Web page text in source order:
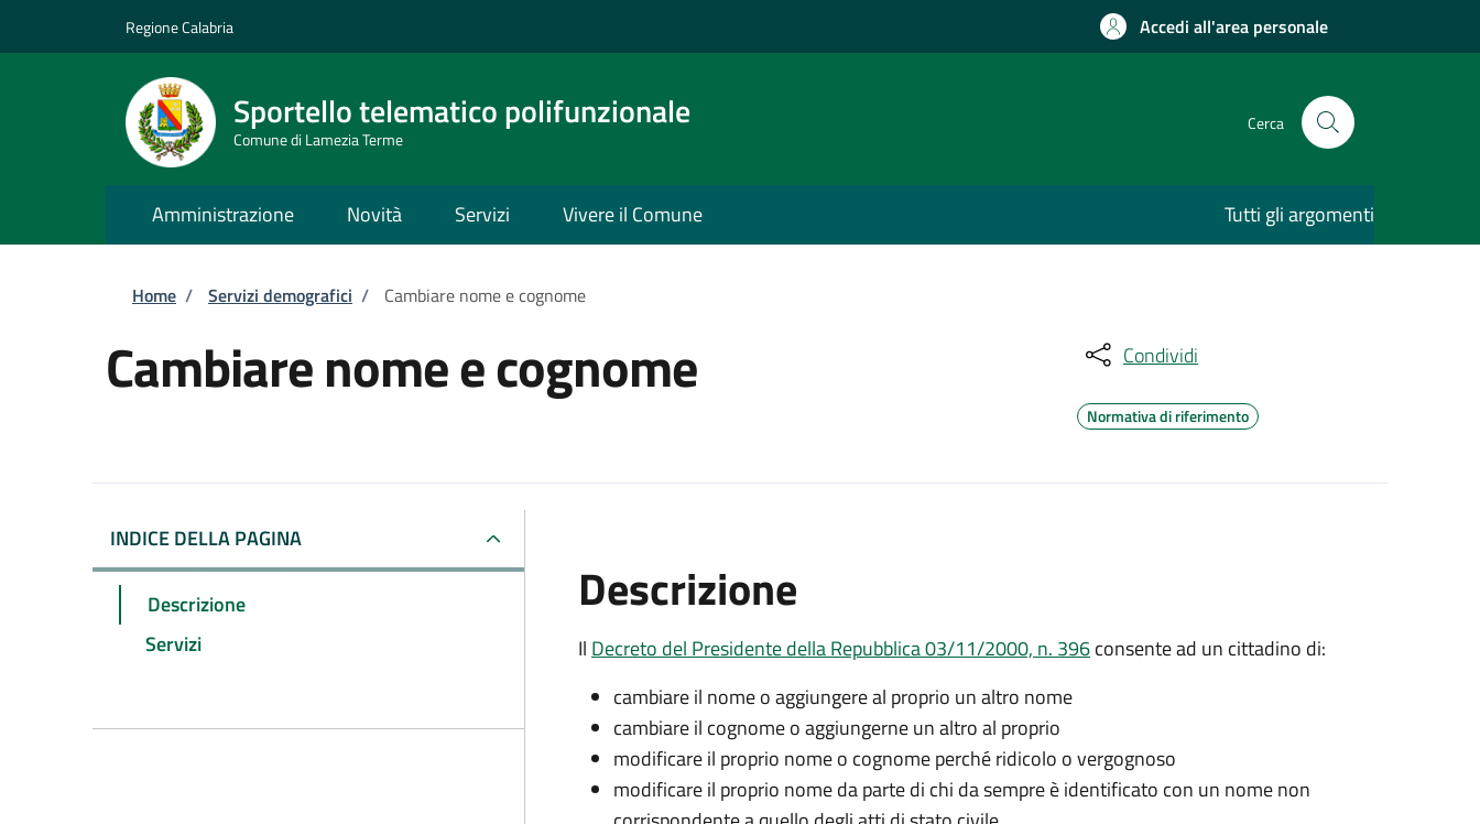
Regione Calabria Accedi all'area personale
Sportello telematico polifunzionale
Comune di Lamezia Terme
Cerca
Amministrazione Novità Servizi Vivere il Comune Tutti gli argomenti
Briciole di pane
Home / Servizi demografici / Cambiare nome e cognome
Cambiare nome e cognome Condividi
Normativa di riferimento
INDICE DELLA PAGINA
Descrizione
Servizi
Descrizione
Il Decreto del Presidente della Repubblica 03/11/2000, n. 396consente ad un cittadino di:
cambiare il nome o aggiungere al proprio un altro nome
cambiare il cognome o aggiungerne un altro al proprio
modificare il proprio nome o cognome perché ridicolo o vergognoso
modificare il proprio nome da parte di chi da sempre è identificato con un nome non